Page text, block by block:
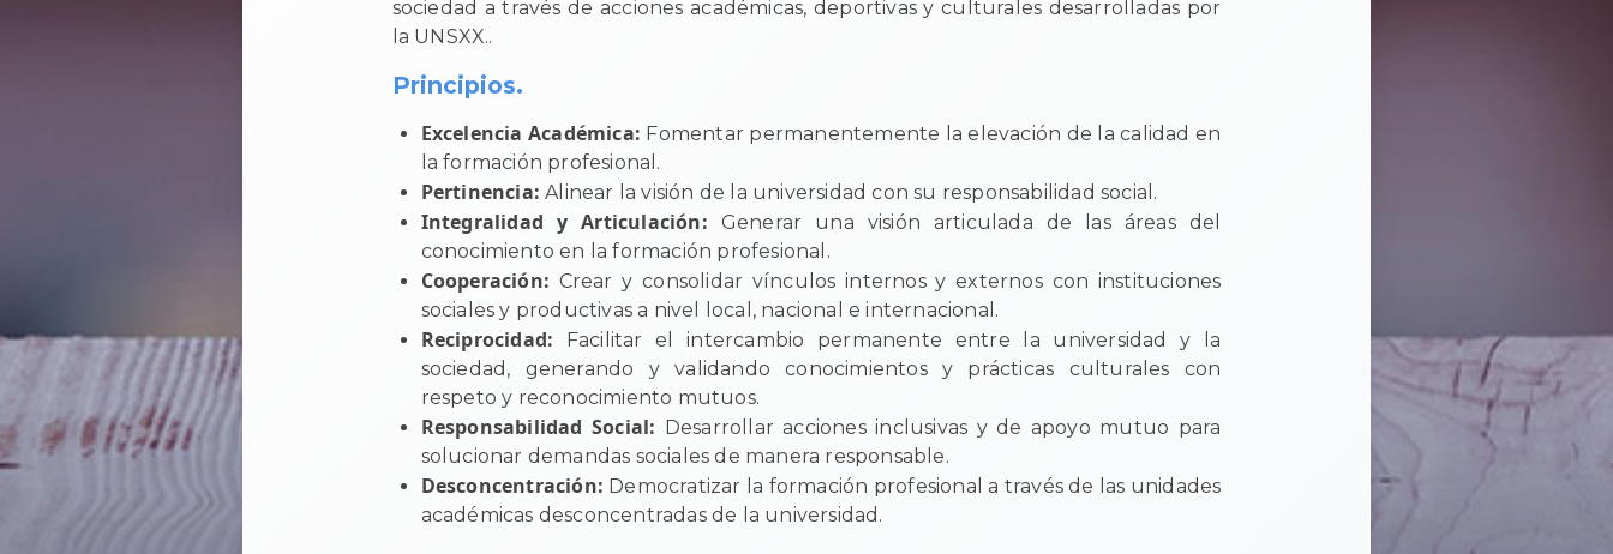
sociedad a través de acciones académicas, deportivas y culturales desarrolladas por
la UNSXX..
Principios.
Excelencia Académica: Fomentar permanentemente la elevación de la calidad en
la formación profesional.
Pertinencia: Alinear la visión de la universidad con su responsabilidad social.
Integralidad y Articulación: Generar una visión articulada de las áreas del
conocimiento en la formación profesional.
Cooperación: Crear y consolidar vínculos internos y externos con instituciones
sociales y productivas a nivel local, nacional e internacional.
Reciprocidad:
Facilitar el intercambio permanente entre la universidad y la
sociedad, generando y validando conocimientos y prácticas culturales con
respeto y reconocimiento mutuos.
Responsabilidad Social:
Desarrollar acciones inclusivas y de apoyo mutuo para
solucionar demandas sociales de manera responsable.
Desconcentración: Democratizar la formación profesional a través de las unidades
académicas desconcentradas de la universidad.